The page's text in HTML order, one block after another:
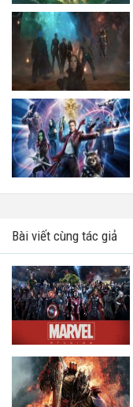
Bài viết cùng tác giả